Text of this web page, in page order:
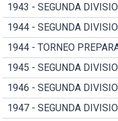
1943 - SEGUNDA
1944 - SEGUNDA
1944 - TORNEO
1945 - SEGUNDA
1946 - SEGUNDA
1947 - SEGUNDA